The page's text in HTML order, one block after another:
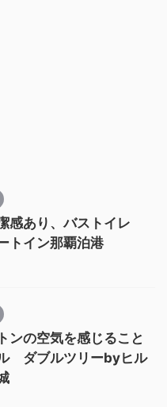
感あり、バストイレ
トイン那覇泊港
ンの空気を感じること
ダブルツリーbyヒル